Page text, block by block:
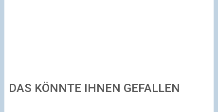
DAS KÖNNTE IHNEN GEFALLEN